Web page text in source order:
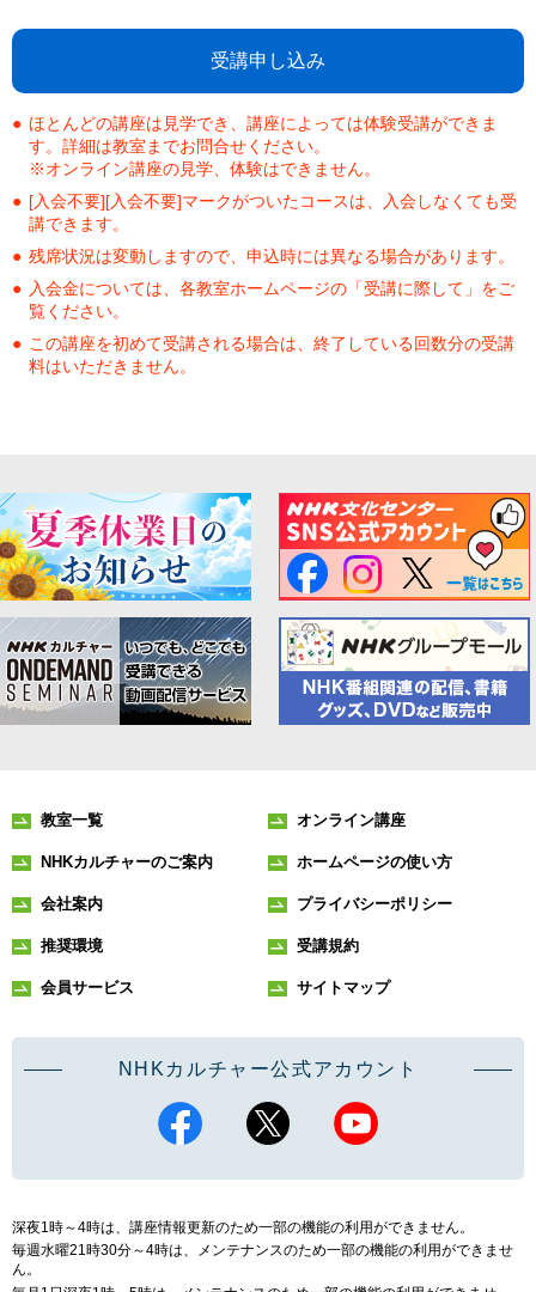
受講申し込み
ほとんどの講座は見学でき、講座によっては体験受講ができま
す。詳細は教室までお問合せください。
※オンライン講座の見学、体験はできません。
[入会不要][入会不要]マークがついたコースは、入会しなくても受
講できます。
残席状況は変動しますので、申込時には異なる場合があります。
入会金については、各教室ホームページの「受講に際して」をご
覧ください。
この講座を初めて受講される場合は、終了している回数分の受講
料はいただきません。
教室一覧 オンライン講座
NHKカルチャーのご案内 ホームページの使い方
会社案内 プライバシーポリシー
推奨環境 受講規約
会員サービス サイトマップ
NHKカルチャー公式アカウント
深夜1時～4時は、講座情報更新のため一部の機能の利用ができません。
毎週水曜21時30分～4時は、メンテナンスのため一部の機能の利用ができませ
ん。